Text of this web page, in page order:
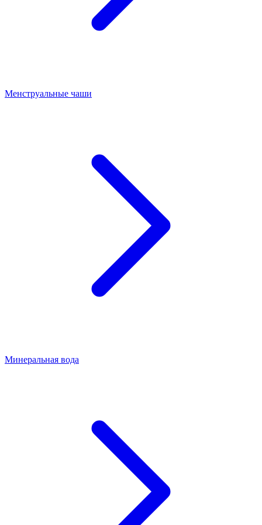
Менструальные чаши
Минеральная вода